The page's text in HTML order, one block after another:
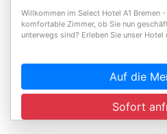
Willkommen im Select Hotel A1 Bremen
komfortable Zimmer, ob Sie nun
unterwegs sind? Erleben Sie unser Hotel
Auf die
Sofort